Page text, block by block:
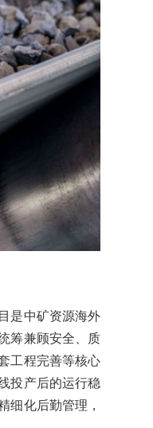
是中矿资源海外
筹兼顾安全、质
工程完善等核心
投产后的运行稳
细化后勤管理，